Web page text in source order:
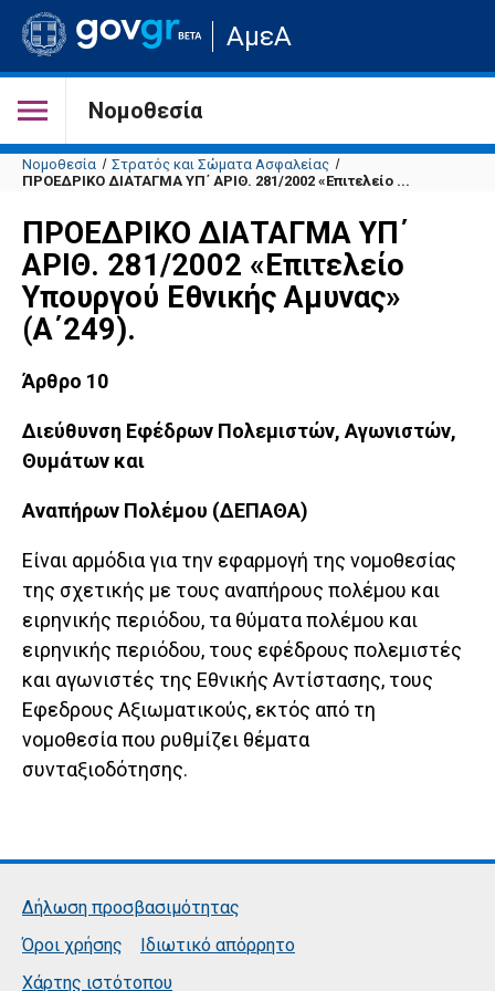
Μετάβαση
στην
σελίδα
του
ΑμεΑ
Νομοθεσία
Νομοθεσία
Στρατός και Σώματα Ασφαλείας
ΠΡΟΕΔΡΙΚΟ ΔΙΑΤΑΓΜΑ ΥΠ΄ ΑΡΙΘ. 281/2002 «Επιτελείο ...
ΠΡΟΕΔΡΙΚΟ ΔΙΑΤΑΓΜΑ ΥΠ΄
ΑΡΙΘ. 281/2002 «Επιτελείο
Υπουργού Εθνικής Αμυνας»
(Α΄249).
Άρθρο 10
Διεύθυνση Εφέδρων Πολεμιστών, Αγωνιστών,
Θυμάτων και
Αναπήρων Πολέμου (ΔΕΠΑΘΑ)
Είναι αρμόδια για την εφαρμογή της νομοθεσίας
της σχετικής με τους αναπήρους πολέμου και
ειρηνικής περιόδου, τα θύματα πολέμου και
ειρηνικής περιόδου, τους εφέδρους πολεμιστές
και αγωνιστές της Εθνικής Αντίστασης, τους
Εφεδρους Αξιωματικούς, εκτός από τη
νομοθεσία που ρυθμίζει θέματα
συνταξιοδότησης.
Δήλωση προσβασιμότητας
Όροι χρήσης
Ιδιωτικό απόρρητο
Χάρτης ιστότοπου